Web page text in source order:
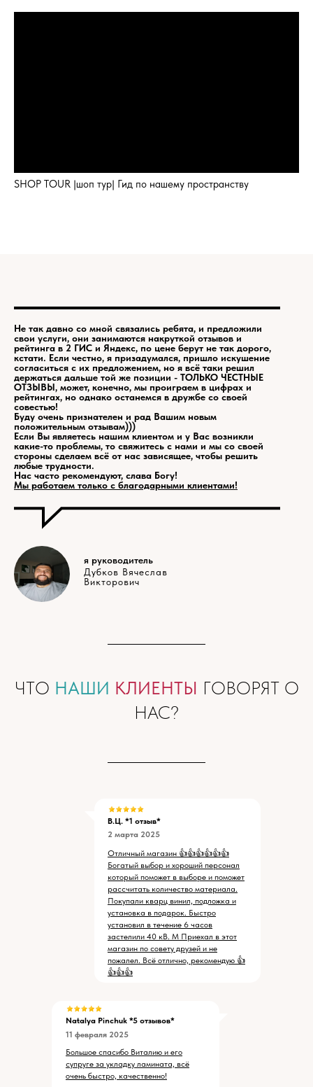
SHOP TOUR |шоп тур| Гид по нашему пространству
Не так давно со мной связались ребята, и предложили
свои услуги, они занимаются накруткой отзывов и
рейтинга в 2 ГИС и Яндекс, по цене берут не так дорого,
кстати. Если честно, я призадумался, пришло искушение
согласиться с их предложением, но я всё таки решил
держаться дальше той же позиции - ТОЛЬКО ЧЕСТНЫЕ
ОТЗЫВЫ, может, конечно, мы проиграем в цифрах и
рейтингах, но однако останемся в дружбе со своей
совестью!
Буду очень признателен и рад Вашим новым
положительным отзывам)))
Если Вы являетесь нашим клиентом и у Вас возникли
какие-то проблемы, то свяжитесь с нами и мы со своей
стороны сделаем всё от нас зависящее, чтобы решить
любые трудности.
Нас часто рекомендуют, слава Богу!
Мы работаем только с благодарными клиентами!
я руководитель
Дубков Вячеслав
Викторович
ЧТО НАШИ КЛИЕНТЫ ГОВОРЯТ О
НАС?
Natalya Pinchuk *5 отзывов*
11 февраля 2025
Большое спасибо Виталию и его
супруге за укладку ламината, всё
очень быстро, качественно!
В.Ц. *1 отзыв*
Отличный магазин 👍👍👍👍👍👍
Богатый выбор и хороший персонал
который поможет в выборе и поможет
рассчитать количество материала.
Покупали кварц винил, подложка и
установка в подарок. Быстро
установил в течение 6 часов
застелили 40 кВ. М Приехал в этот
магазин по совету друзей и не
пожалел. Всё отлично, рекомендую 👍
👍👍👍
2 марта 2025